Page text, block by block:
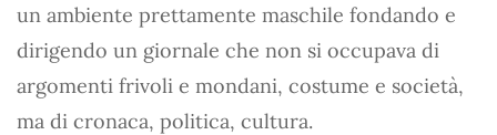
un ambiente prettamente maschile fondando e
dirigendo un giornale che non si occupava di
argomenti frivoli e mondani, costume e società,
ma di cronaca, politica, cultura.